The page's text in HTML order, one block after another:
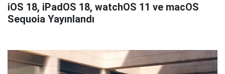
iOS 18, iPadOS 18, watchOS 11 ve macOS
Sequoia Yayınlandı